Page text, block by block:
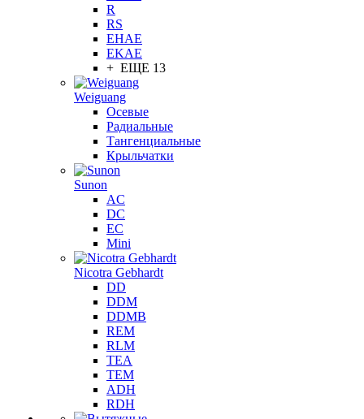
R
RS
EHAE
EKAE
+ ЕЩЕ 13
Weiguang
Осевые
Радиальные
Тангенциальные
Крыльчатки
Sunon
AC
DC
EC
Mini
Nicotra Gebhardt
DD
DDM
DDMB
REM
RLM
TEA
TEM
ADH
RDH